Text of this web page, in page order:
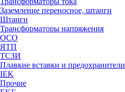
Заземление переносное, штанги
Штанги
Трансформаторы напряжения
ОСО
ЯТП
ТСЗИ
Плавкие вставки и предохранители
IEK
Прочие